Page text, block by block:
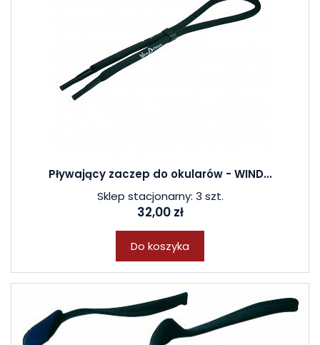
Pływający zaczep do okularów - WIND...
Sklep stacjonarny: 3 szt.
32,00 zł
Do koszyka